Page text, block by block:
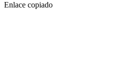
Enlace copiado